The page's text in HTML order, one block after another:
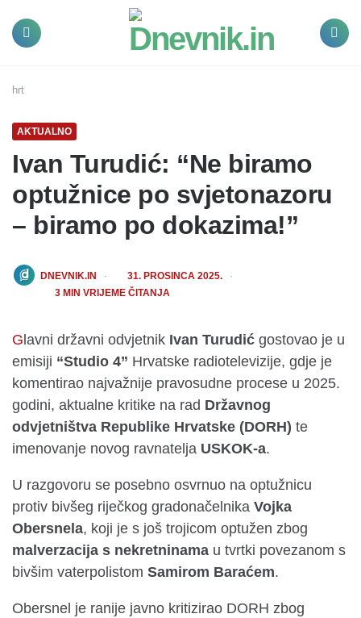
Dnevnik.in
hrt
AKTUALNO
Ivan Turudić: “Ne biramo
optužnice po svjetonazoru
– biramo po dokazima!”
POSTED
DNEVNIK.IN
31. PROSINCA 2025.
3 MIN VRIJEME ČITANJA
Glavni državni odvjetnik Ivan Turudić gostovao je u
emisiji “Studio 4” Hrvatske radiotelevizije, gdje je
komentirao najvažnije pravosudne procese u 2025.
godini, aktualne kritike na rad Državnog
odvjetništva Republike Hrvatske (DORH) te
imenovanje novog ravnatelja USKOK-a.
U razgovoru se posebno osvrnuo na optužnicu
protiv bivšeg riječkog gradonačelnika Vojka
Obersnela, koji je s još trojicom optužen zbog
malverzacija s nekretninama u tvrtki povezanom s
bivšim vaterpolistom Samirom Baraćem.
Obersnel je ranije javno kritizirao DORH zbog